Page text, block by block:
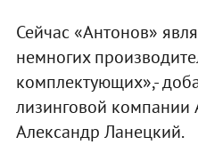
Сейчас «Антонов»
немногих
комплектующих»,-
лизинговой компании
Александр Ланецкий.